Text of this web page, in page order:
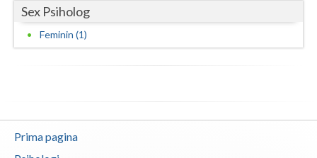
Teleorman
Sex Psiholog
Feminin (1)
Prima pagina